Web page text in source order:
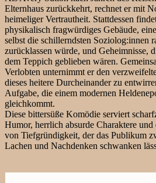
Elternhaus zurückkehrt, rechnet er mit
heimeliger Vertrautheit. Stattdessen
physikalisch fragwürdiges Gebäude,
selbst die schillerndsten Soziolog:innen
zurücklassen würde, und Geheimnisse,
dem Teppich geblieben wären.
Verlobten unternimmt er den
dieses heitere Durcheinander zu
Aufgabe, die einem modernen
gleichkommt.
Diese bittersüße Komödie serviert
Humor, herrlich absurde Charaktere und
von Tiefgründigkeit, der das Publikum
Lachen und Nachdenken schwanken